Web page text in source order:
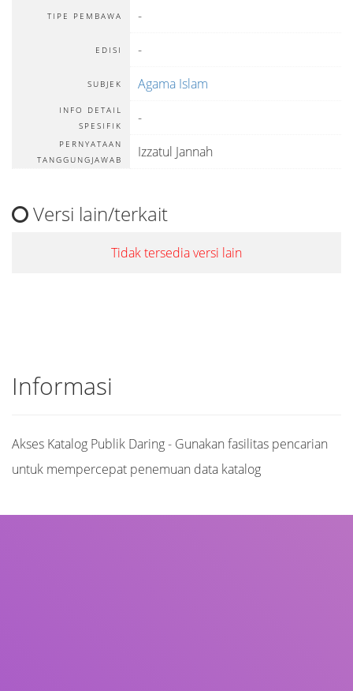
TIPE PEMBAWA -
EDISI -
SUBJEK Agama Islam
INFO DETAIL
SPESIFIK
-
PERNYATAAN
TANGGUNGJAWAB
Izzatul Jannah
Versi lain/terkait
Tidak tersedia versi lain
Informasi
Akses Katalog Publik Daring - Gunakan fasilitas pencarian
untuk mempercepat penemuan data katalog